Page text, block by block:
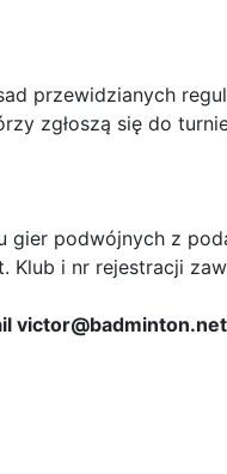
przewidzianych
zgłoszą się do
gier podwójnych z
i nr rejestracji